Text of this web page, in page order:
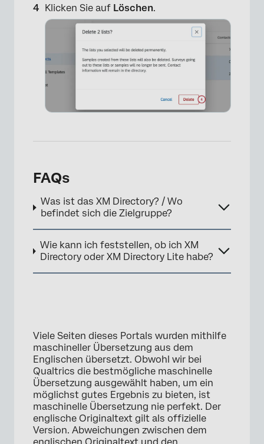
×
Klicken Sie auf Löschen.
FAQs
Was ist das XM Directory? / Wo
befindet sich die Zielgruppe?
Wie kann ich feststellen, ob ich XM
Directory oder XM Directory Lite habe?
Viele Seiten dieses Portals wurden mithilfe
maschineller Übersetzung aus dem
Englischen übersetzt. Obwohl wir bei
Qualtrics die bestmögliche maschinelle
Übersetzung ausgewählt haben, um ein
möglichst gutes Ergebnis zu bieten, ist
maschinelle Übersetzung nie perfekt. Der
englische Originaltext gilt als offizielle
Version. Abweichungen zwischen dem